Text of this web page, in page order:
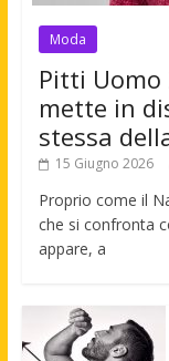
Moda
Pitti Uomo
mette in
stessa
15 Giugno 2026
Proprio come il
che si confronta
appare, a